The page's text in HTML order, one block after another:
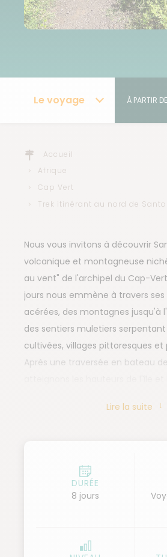
Le voyage À PARTIR DE
Accueil
Afrique
Cap Vert
Trek itinérant au nord de
Nous vous invitons à découvrir
volcanique et montagneuse
au vent" de l'archipel du Cap-
jours nous emmène à travers ses
acérées, des montagnes jusqu'à
des sentiers muletiers
cultivées, villages pittoresques et
Après une traversée en bateau
de Paul. Les premières rencontres
en balcon surplombant l'océan,
villages animés, atteignons le
Cruzinhas, et remontons vers les
par Mocho et Chã de Pedra. La
américaine, nous émerveille à
Lire la suite
DURÉE
8 jours